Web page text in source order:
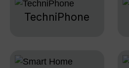
TechniPhone